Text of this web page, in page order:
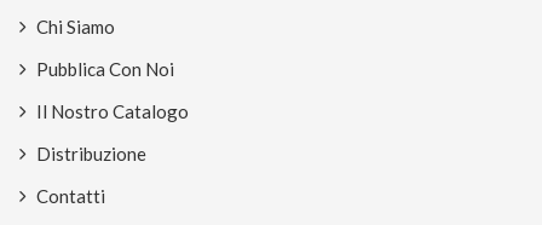
Chi Siamo
Pubblica Con Noi
Il Nostro Catalogo
Distribuzione
Contatti